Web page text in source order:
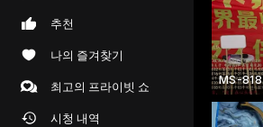
추천
나의 즐겨찾기
최고의 프라이빗 쇼
시청 내역
MS-818